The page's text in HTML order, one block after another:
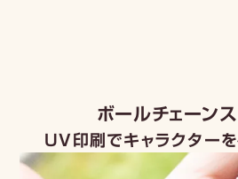
ボールチェーン
UV印刷でキャラクター